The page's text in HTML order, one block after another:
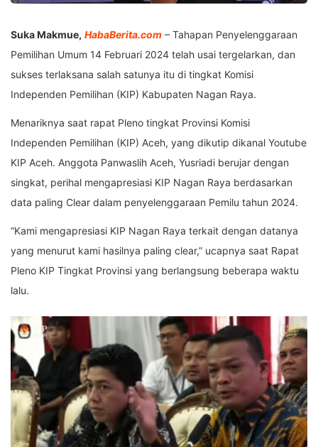
Suka Makmue, HabaBerita.com – Tahapan Penyelenggaraan
Pemilihan Umum 14 Februari 2024 telah usai tergelarkan, dan
sukses terlaksana salah satunya itu di tingkat Komisi
Independen Pemilihan (KIP) Kabupaten Nagan Raya.
Menariknya saat rapat Pleno tingkat Provinsi Komisi
Independen Pemilihan (KIP) Aceh, yang dikutip dikanal Youtube
KIP Aceh. Anggota Panwaslih Aceh, Yusriadi berujar dengan
singkat, perihal mengapresiasi KIP Nagan Raya berdasarkan
data paling Clear dalam penyelenggaraan Pemilu tahun 2024.
“Kami mengapresiasi KIP Nagan Raya terkait dengan datanya
yang menurut kami hasilnya paling clear,” ucapnya saat Rapat
Pleno KIP Tingkat Provinsi yang berlangsung beberapa waktu
lalu.